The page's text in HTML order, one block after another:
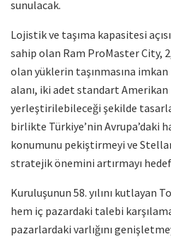
sunulacak.
Lojistik ve taşıma kapasitesi
sahip olan Ram ProMaster City,
olan yüklerin taşınmasına imkan
alanı, iki adet standart
yerleştirilebileceği şekilde
birlikte Türkiye’nin Avrupa’daki
konumunu pekiştirmeyi ve
stratejik önemini artırmayı
Kuruluşunun 58. yılını kutlayan
hem iç pazardaki talebi
pazarlardaki varlığını